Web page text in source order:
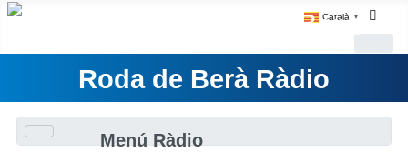
Català ▼
Roda de Berà Ràdio
Menú Ràdio